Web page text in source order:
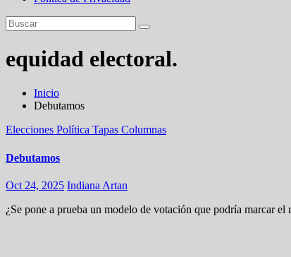
equidad electoral.
Inicio
Debutamos
Elecciones Política Tapas Columnas
Debutamos
Oct 24, 2025 Indiana Artan
¿Se pone a prueba un modelo de votación que podría marcar